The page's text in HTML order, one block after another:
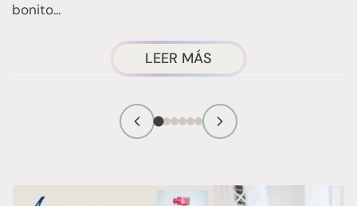
bonito...
LEER MÁS ACERCA
DE:
LAS
UÑAS
ESTÁN